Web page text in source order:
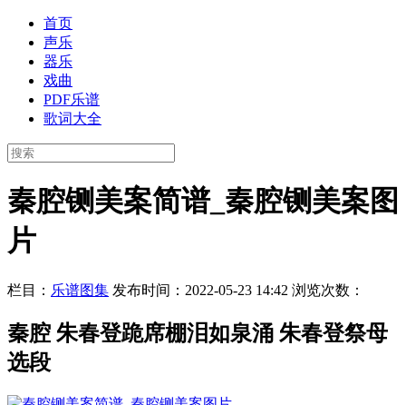
首页
声乐
器乐
戏曲
PDF乐谱
歌词大全
秦腔铡美案简谱_秦腔铡美案图
片
栏目： 乐谱图集 发布时间：2022-05-23 14:42 浏览次数：
秦腔 朱春登跪席棚泪如泉涌 朱春登祭母
选段